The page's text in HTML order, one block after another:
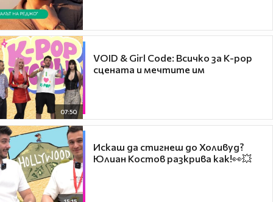
07:50
VOID & Girl Code: Всичко за K-pop
сцената и мечтите им
Искаш да стигнеш до Холивуд?
Юлиан Костов разкрива как!👀💥